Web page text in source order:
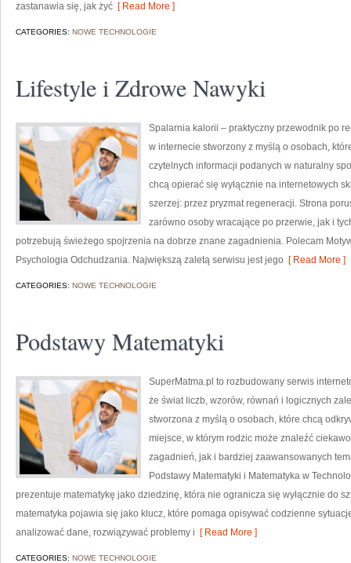
zastanawia się, jak żyć [ Read More ]
CATEGORIES: NOWE TECHNOLOGIE
Lifestyle i Zdrowe Nawyki
Spalarnia kalorii – praktyczny przewodnik po
w internecie stworzony z myślą o osobach,
czytelnych informacji podanych w naturalny
chcą opierać się wyłącznie na internetowych
szerzej: przez pryzmat regeneracji. Strona
zarówno osoby wracające po przerwie, jak i
potrzebują świeżego spojrzenia na dobrze znane zagadnienia. Polecam
Psychologia Odchudzania. Największą zaletą serwisu jest jego [ Read More ]
CATEGORIES: NOWE TECHNOLOGIE
Podstawy Matematyki
SuperMatma.pl to rozbudowany serwis
że świat liczb, wzorów, równań i logicznych
stworzona z myślą o osobach, które chcą
miejsce, w którym rodzic może znaleźć
zagadnień, jak i bardziej zaawansowanych
Podstawy Matematyki i Matematyka w
prezentuje matematykę jako dziedzinę, która nie ogranicza się wyłącznie do
matematyka pojawia się jako klucz, które pomaga opisywać codzienne
analizować dane, rozwiązywać problemy i [ Read More ]
CATEGORIES: NOWE TECHNOLOGIE